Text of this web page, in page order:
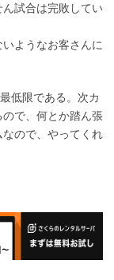
試合は完敗してい
ようなお客さんに
低限である。次カ
で、何とか踏ん張
ので、やってくれ